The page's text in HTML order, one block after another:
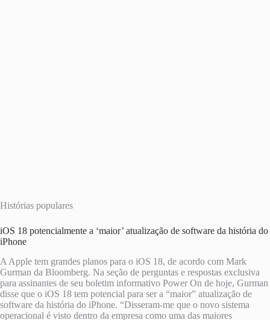
Histórias populares
iOS 18 potencialmente a ‘maior’ atualização de software da história do
iPhone
A Apple tem grandes planos para o iOS 18, de acordo com Mark
Gurman da Bloomberg. Na seção de perguntas e respostas exclusiva
para assinantes de seu boletim informativo Power On de hoje, Gurman
disse que o iOS 18 tem potencial para ser a “maior” atualização de
software da história do iPhone. “Disseram-me que o novo sistema
operacional é visto dentro da empresa como uma das maiores